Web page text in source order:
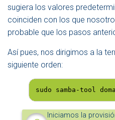
sugiera los valores
coinciden con los que
probable que los pasos
Así pues, nos dirigimos a la
siguiente orden:
sudo samba-tool
Iniciamos la